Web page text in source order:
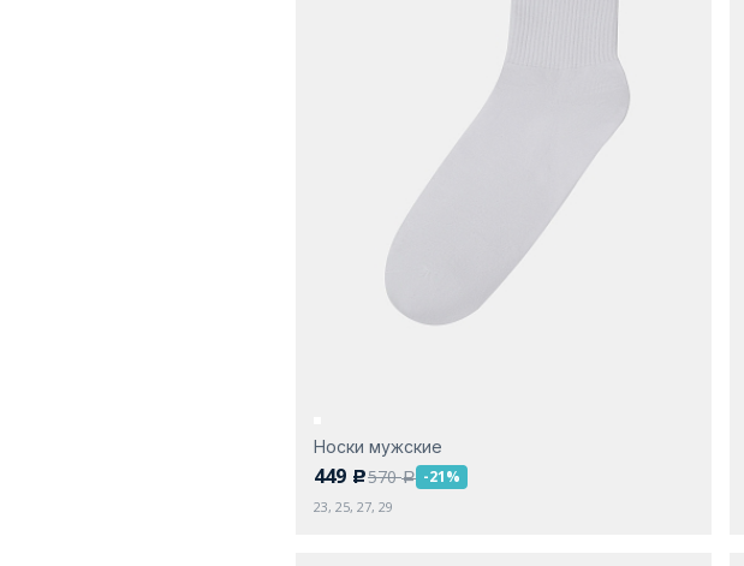
Носки мужские
449 c570a -21%
23, 25, 27, 29